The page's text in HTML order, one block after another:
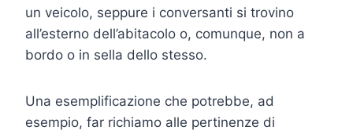
un veicolo, seppure i conversanti si trovino
all’esterno dell’abitacolo o, comunque, non a
bordo o in sella dello stesso.
Una esemplificazione che potrebbe, ad
esempio, far richiamo alle pertinenze di